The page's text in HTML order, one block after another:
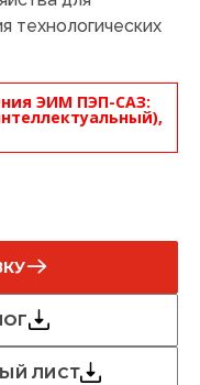
технологических
ЭИМ ПЭП-САЗ:
ЛИСТ